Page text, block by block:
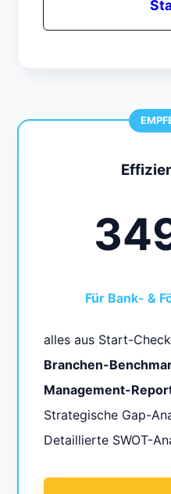
Für Bank- &
alles aus Start-Check
Branchen-
Management-
Strategische Gap-
Detaillierte SWOT-